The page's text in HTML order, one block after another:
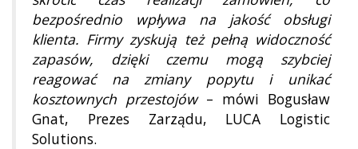
bezpośrednio wpływa na jakość obsługi
klienta. Firmy zyskują też pełną widoczność
zapasów, dzięki czemu mogą szybciej
reagować na zmiany popytu i unikać
kosztownych przestojów – mówi Bogusław
Gnat, Prezes Zarządu, LUCA Logistic
Solutions.